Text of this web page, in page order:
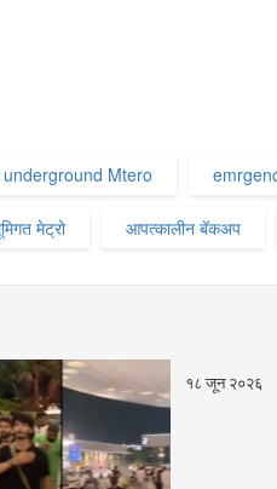
Mtero
मेट्रो आपत्कालीन बॅकअप
१८ जून २०२६